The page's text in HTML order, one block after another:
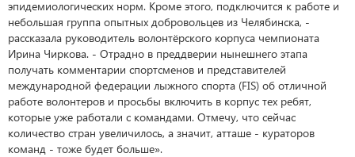
эпидемиологических норм. Кроме этого, подключится к работе и
небольшая группа опытных добровольцев из Челябинска, -
рассказала руководитель волонтёрского корпуса чемпионата
Ирина Чиркова. - Отрадно в преддверии нынешнего этапа
получать комментарии спортсменов и представителей
международной федерации лыжного спорта (FIS) об отличной
работе волонтеров и просьбы включить в корпус тех ребят,
которые уже работали с командами. Отмечу, что сейчас
количество стран увеличилось, а значит, атташе - кураторов
команд - тоже будет больше».